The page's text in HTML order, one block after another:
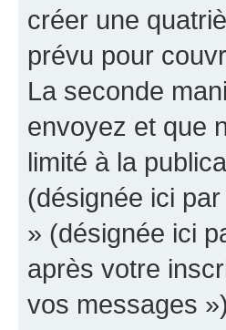
créer une
prévu pour
La seconde
envoyez et que
limité à la
(désignée ici
» (désignée ici
après votre
vos messages